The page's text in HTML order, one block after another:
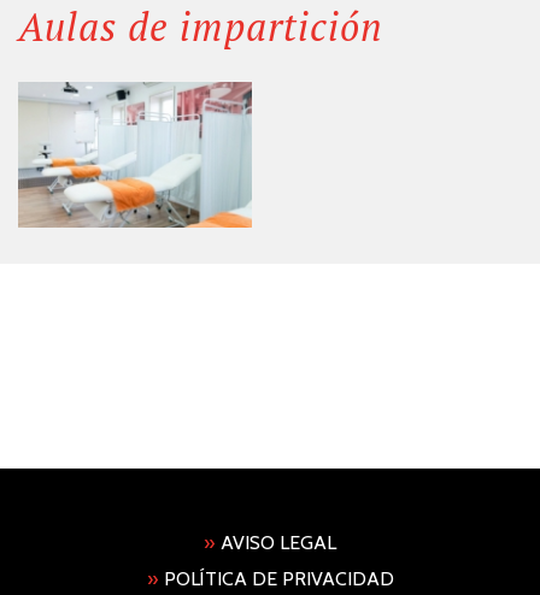
Aulas de impartición
» AVISO LEGAL
» POLÍTICA DE PRIVACIDAD